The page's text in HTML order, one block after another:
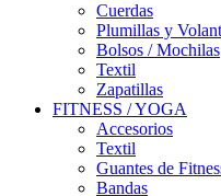
Cuerdas
Plumillas y
Bolsos / Mochilas
Textil
Zapatillas
FITNESS / YOGA
Accesorios
Textil
Guantes de
Bandas